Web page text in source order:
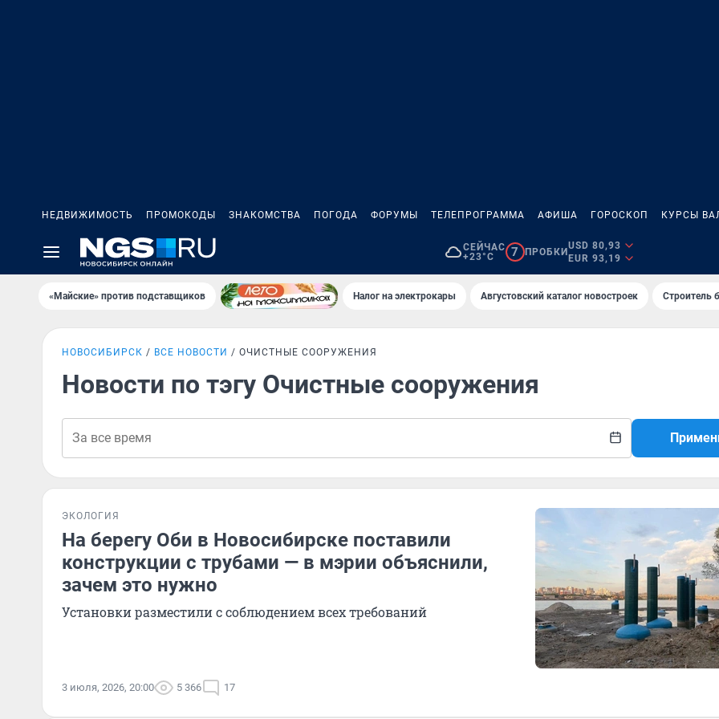
НЕДВИЖИМОСТЬ ПРОМОКОДЫ ЗНАКОМСТВА ПОГОДА ФОРУМЫ ТЕЛЕПРОГРАММА АФИША ГОРОСКОП КУРСЫ
СЕЙЧАС
+23°C
7 ПРОБКИ
USD 80,93
EUR 93,19
«Майские» против подставщиков Налог на электрокары Августовский каталог новостроек Строитель
НОВОСИБИРСК ВСЕ НОВОСТИ ОЧИСТНЫЕ СООРУЖЕНИЯ
Новости по тэгу Очистные сооружения
ЭКОЛОГИЯ
На берегу Оби в Новосибирске поставили
конструкции с трубами — в мэрии объяснили,
зачем это нужно
Установки разместили с соблюдением всех требований
3 июля, 2026, 20:00 5 366 17